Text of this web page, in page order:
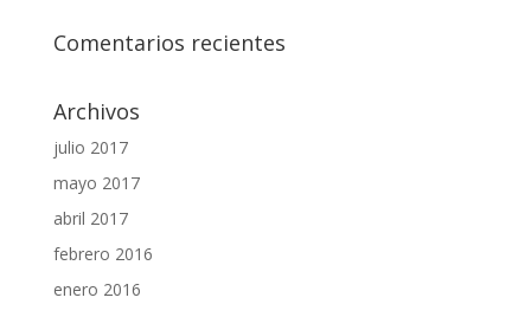
Comentarios recientes
Archivos
julio 2017
mayo 2017
abril 2017
febrero 2016
enero 2016